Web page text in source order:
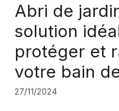
Abri de
solution
protéger et
votre bain
27/11/2024